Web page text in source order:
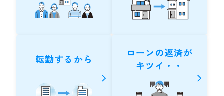
転勤するから
ローンの返済が
キツイ・・